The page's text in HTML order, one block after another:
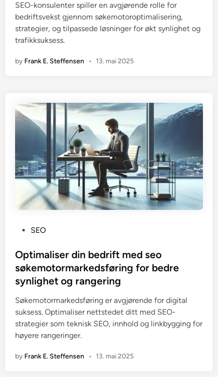
i
n
SEO-konsulenter spiller en avgjørende rolle for
bedriftsvekst gjennom søkemotoroptimalisering,
strategier, og tilpassede løsninger for økt synlighet og
trafikksuksess.
by Frank E. Steffensen • 13. mai 2025
s
t
i
n
SEO
Optimaliser din bedrift med seo
søkemotormarkedsføring for bedre
synlighet og rangering
Søkemotormarkedsføring er avgjørende for digital
suksess. Optimaliser nettstedet ditt med SEO-
strategier som teknisk SEO, innhold og linkbygging for
høyere rangeringer.
by Frank E. Steffensen • 13. mai 2025